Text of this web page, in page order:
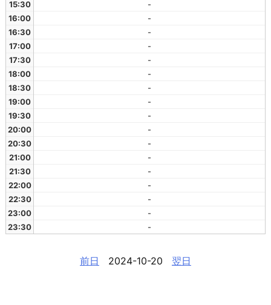
15:30
-
16:00
-
16:30
-
17:00
-
17:30
-
18:00
-
18:30
-
19:00
-
19:30
-
20:00
-
20:30
-
21:00
-
21:30
-
22:00
-
22:30
-
23:00
-
23:30
-
前日 2024-10-20 翌日